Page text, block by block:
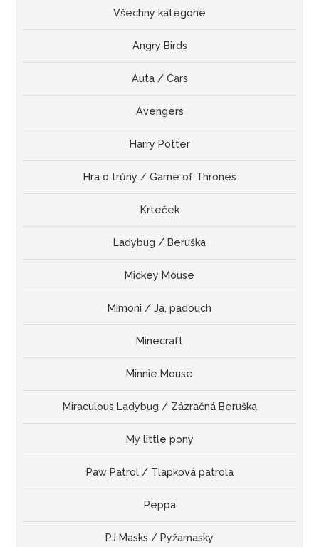
Všechny kategorie
Angry Birds
Auta / Cars
Avengers
Harry Potter
Hra o trůny / Game of Thrones
Krteček
Ladybug / Beruška
Mickey Mouse
Mimoni / Já, padouch
Minecraft
Minnie Mouse
Miraculous Ladybug / Zázračná Beruška
My little pony
Paw Patrol / Tlapková patrola
Peppa
PJ Masks / Pyžamasky